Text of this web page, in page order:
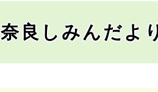
奈良しみんだよ